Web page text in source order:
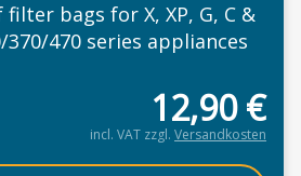
filter bags for X, XP, G, C &
370/470 series appliances
12,90€
incl. VAT zzgl. Versandkosten